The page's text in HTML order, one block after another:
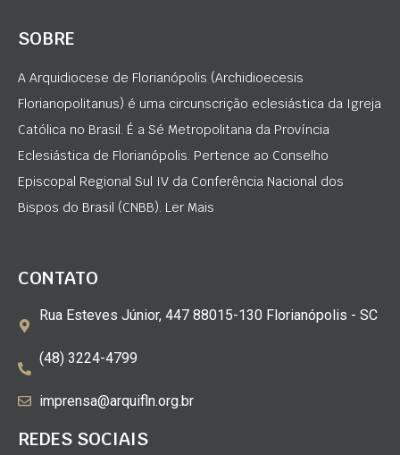
SOBRE
A Arquidiocese de Florianópolis (Archidioecesis
Florianopolitanus) é uma circunscrição eclesiástica da Igreja
Católica no Brasil. É a Sé Metropolitana da Província
Eclesiástica de Florianópolis. Pertence ao Conselho
Episcopal Regional Sul IV da Conferência Nacional dos
Bispos do Brasil (CNBB). Ler Mais
CONTATO
Rua Esteves Júnior, 447 88015-130 Florianópolis - SC
(48) 3224-4799
imprensa@arquifln.org.br
REDES SOCIAIS